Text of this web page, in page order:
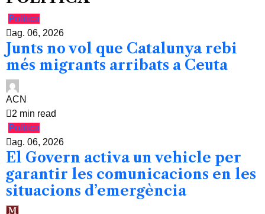
Política
ag. 06, 2026
Junts no vol que Catalunya rebi
més migrants arribats a Ceuta
ACN
2 min read
Política
ag. 06, 2026
El Govern activa un vehicle per
garantir les comunicacions en les
situacions d’emergència